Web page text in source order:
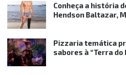
Conheça a história
Hendson Baltazar,
Pizzaria temática
sabores à “Terra do